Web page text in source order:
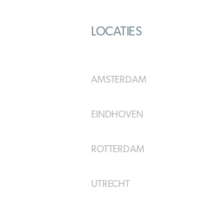
LOCATIES
AMSTERDAM
EINDHOVEN
ROTTERDAM
UTRECHT